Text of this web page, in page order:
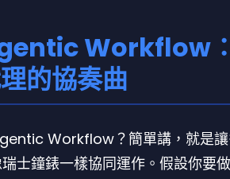
Workflow
的協奏曲
Workflow？簡單講，就是
士鐘錶一樣協同運作。假設你要